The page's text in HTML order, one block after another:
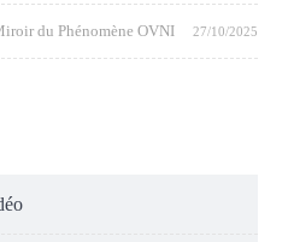
du Phénomène OVNI 27/10/2025